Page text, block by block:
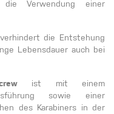
die Verwendung einer
die Entstehung
Lebensdauer auch bei
ist mit einem
sowie einer
des Karabiners in der